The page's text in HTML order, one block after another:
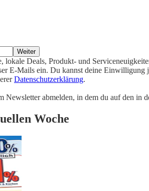
Weiter
lokale Deals, Produkt- und
E-Mails ein. Du kannst deine
Datenschutzerklärung.
Newsletter abmelden, in dem du auf den in
Woche